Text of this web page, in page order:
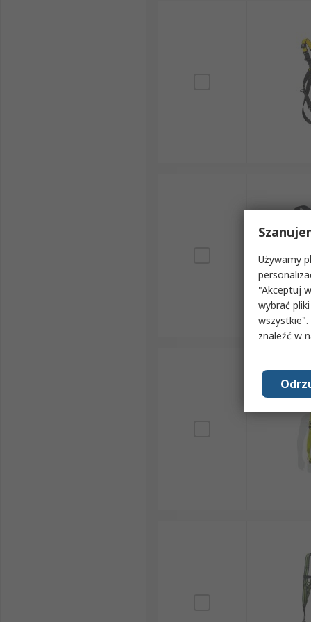
Używamy
"Akceptuj
wybrać
znaleźć w